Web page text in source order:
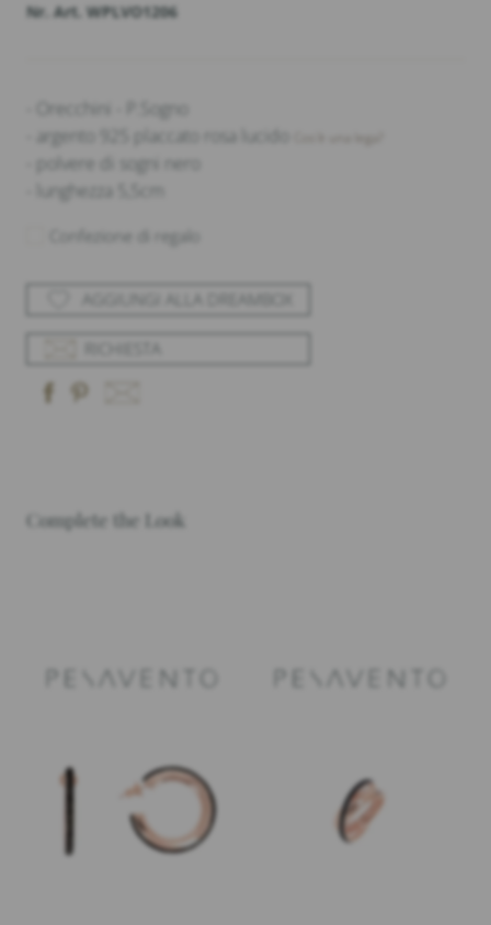
Nr. Art. WPLVO1206
- Orecchini - P.Sogno
- argento 925 placcato rosa lucido
- polvere di sogni nero
- lunghezza 5,5cm
Confezione di regalo
Complete the Look